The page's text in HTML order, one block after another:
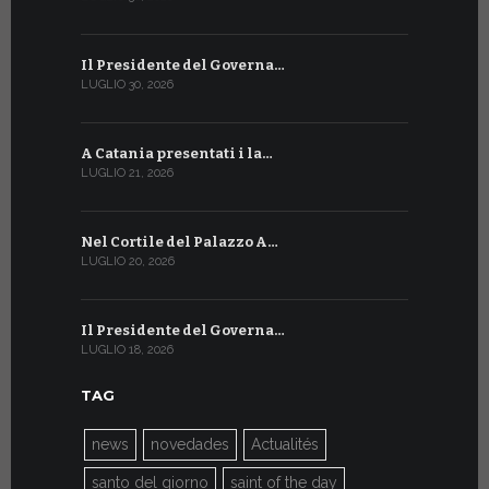
Il Presidente del Governa…
LUGLIO 30, 2026
A Catania presentati i la…
LUGLIO 21, 2026
Nel Cortile del Palazzo A…
LUGLIO 20, 2026
Il Presidente del Governa…
LUGLIO 18, 2026
TAG
news novedades Actualités
santo del giorno saint of the day